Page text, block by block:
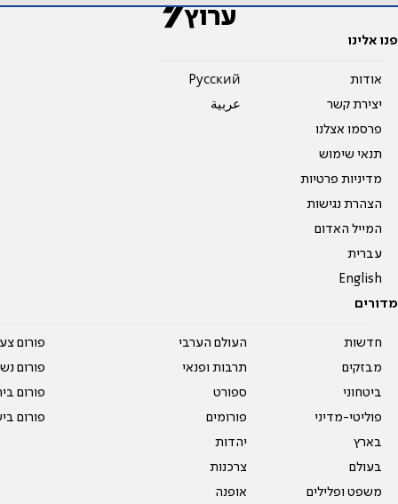
פנו אלינו
אודות
יצירת קשר
פרסמו אצלנו
תנאי שימוש
מדיניות פרטיות
הצהרת נגישות
המייל האדום
עברית
English
Pусский
عربية
מדורים
חדשות
מבזקים
ביטחוני
פוליטי-מדיני
בארץ
בעולם
משפט ופלילים
העולם הערבי
תרבות ופנאי
ספורט
פורומים
יהדות
צרכנות
אופנה
פורום
פורום
פורום
פורום